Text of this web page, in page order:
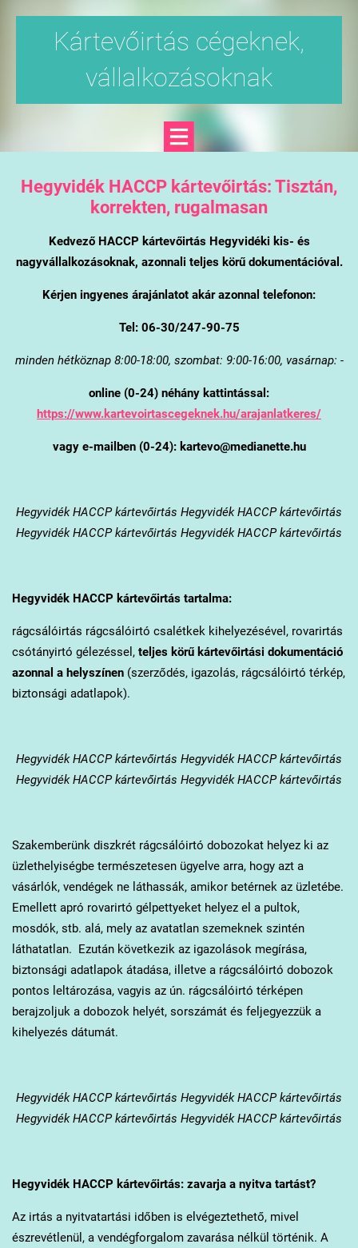
Kártevőirtás cégeknek,
vállalkozásoknak
Hegyvidék HACCP kártevőirtás: Tisztán,
korrekten, rugalmasan
Kedvező HACCP kártevőirtás Hegyvidéki kis- és
nagyvállalkozásoknak, azonnali teljes körű dokumentációval.
Kérjen ingyenes árajánlatot akár azonnal telefonon:
Tel: 06-30/247-90-75
minden hétköznap 8:00-18:00, szombat: 9:00-16:00, vasárnap: -
online (0-24) néhány kattintással:
https://www.kartevoirtascegeknek.hu/arajanlatkeres/
vagy e-mailben (0-24): kartevo@medianette.hu
HegyvidékHACCP kártevőirtás Hegyvidék HACCP kártevőirtás
Hegyvidék HACCP kártevőirtás Hegyvidék HACCP kártevőirtás
HegyvidékHACCP kártevőirtás tartalma:
rágcsálóirtás rágcsálóirtó csalétkek kihelyezésével, rovarirtás
csótányirtó gélezéssel, teljes körű kártevőirtási dokumentáció
azonnal a helyszínen(szerződés, igazolás, rágcsálóirtó térkép,
biztonsági adatlapok).
HegyvidékHACCP kártevőirtás Hegyvidék HACCP kártevőirtás
Hegyvidék HACCP kártevőirtás Hegyvidék HACCP kártevőirtás
Szakemberünk diszkrét rágcsálóirtó dobozokat helyez ki az
üzlethelyiségbe természetesen ügyelve arra, hogy azt a
vásárlók, vendégek ne láthassák, amikor betérnek az üzletébe.
Emellett apró rovarirtó gélpettyeket helyez el a pultok,
mosdók, stb. alá, mely az avatatlan szemeknek szintén
láthatatlan. Ezután következik az igazolások megírása,
biztonsági adatlapok átadása, illetve a rágcsálóirtó dobozok
pontos leltározása, vagyis az ún. rágcsálóirtó térképen
berajzoljuk a dobozok helyét, sorszámát és feljegyezzük a
kihelyezés dátumát.
HegyvidékHACCP kártevőirtás Hegyvidék HACCP kártevőirtás
Hegyvidék HACCP kártevőirtás Hegyvidék HACCP kártevőirtás
Hegyvidék HACCP kártevőirtás: zavarja a nyitva tartást?
Az irtás a nyitvatartási időben is elvégeztethető, mivel
észrevétlenül, a vendégforgalom zavarása nélkül történik. A